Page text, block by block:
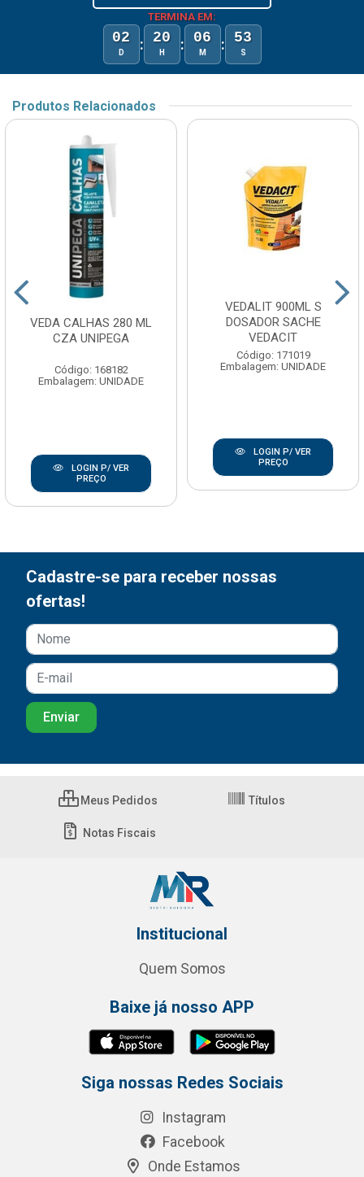
TERMINA EM:
02
D : 20
H : 06
M : 53
S
Produtos Relacionados
VEDA CALHAS 280 ML
CZA UNIPEGA
Código: 168182
Embalagem: UNIDADE
LOGIN P/ VER
PREÇO
VEDALIT 900ML S
DOSADOR SACHE
VEDACIT
Código: 171019
Embalagem: UNIDADE
LOGIN P/ VER
PREÇO
Cadastre-se para receber nossas
ofertas!
Meus Pedidos Títulos
Notas Fiscais
Institucional
Quem Somos
Baixe já nosso APP
Siga nossas Redes Sociais
Instagram
Facebook
Onde Estamos